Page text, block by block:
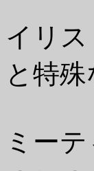
イリ
と特
ミー